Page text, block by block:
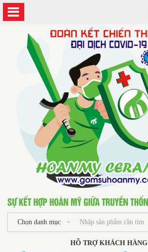
Chọn danh mục
HỖ TRỢ KHÁCH HÀNG